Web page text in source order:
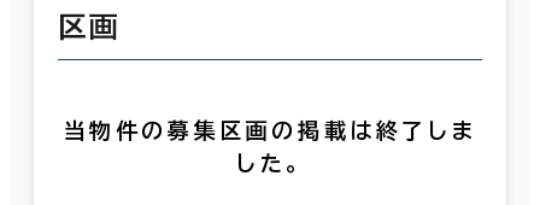
区画
当物件の募集区画の掲載は終了しま
した。